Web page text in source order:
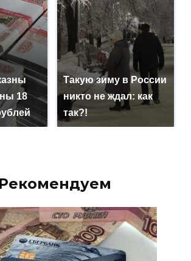
18
Такую зиму в России
никто не ждал: как
так?!
Рекомендуем